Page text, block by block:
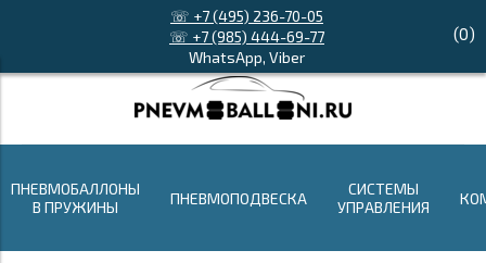
☏ +7 (495) 236-70-05
☏ +7 (985) 444-69-77
WhatsApp, Viber
(0)
ПНЕВМОБАЛЛОНЫ
В ПРУЖИНЫ
ПНЕВМОПОДВЕСКА
СИСТЕМЫ
УПРАВЛЕНИЯ